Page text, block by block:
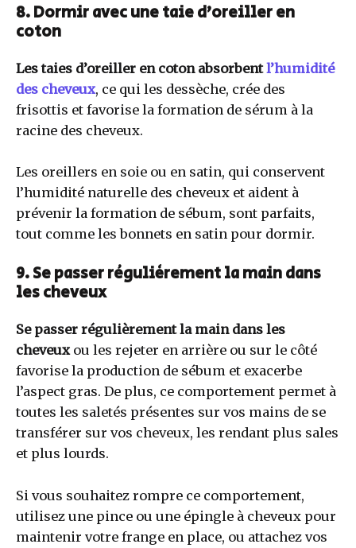
8. Dormir avec une taie d’oreiller en
coton
Les taies d’oreiller en coton absorbentl’humidité
des cheveux, ce qui les dessèche, crée des
frisottis et favorise la formation de sérum à la
racine des cheveux.
Les oreillers en soie ou en satin, qui conservent
l’humidité naturelle des cheveux et aident à
prévenir la formation de sébum, sont parfaits,
tout comme les bonnets en satin pour dormir.
9. Se passer régulièrement la main dans
les cheveux
Se passer régulièrement la main dans les
cheveux ou les rejeter en arrière ou sur le côté
favorise la production de sébum et exacerbe
l’aspect gras. De plus, ce comportement permet à
toutes les saletés présentes sur vos mains de se
transférer sur vos cheveux, les rendant plus sales
et plus lourds.
Si vous souhaitez rompre ce comportement,
utilisez une pince ou une épingle à cheveux pour
maintenir votre frange en place, ou attachez vos